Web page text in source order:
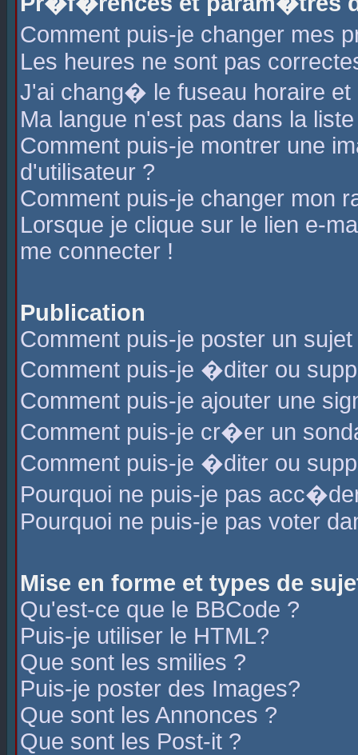
Comment puis-je changer mes
Les heures ne sont pas
J'ai chang� le fuseau horaire
Ma langue n'est pas dans la
Comment puis-je montrer une
d'utilisateur ?
Comment puis-je changer mon
Lorsque je clique sur le lien e-
me connecter !
Publication
Comment puis-je poster un
Comment puis-je �diter ou
Comment puis-je ajouter une
Comment puis-je cr�er un
Comment puis-je �diter ou
Pourquoi ne puis-je pas
Pourquoi ne puis-je pas voter
Mise en forme et types de
Qu'est-ce que le BBCode ?
Puis-je utiliser le HTML?
Que sont les smilies ?
Puis-je poster des Images?
Que sont les Annonces ?
Que sont les Post-it ?